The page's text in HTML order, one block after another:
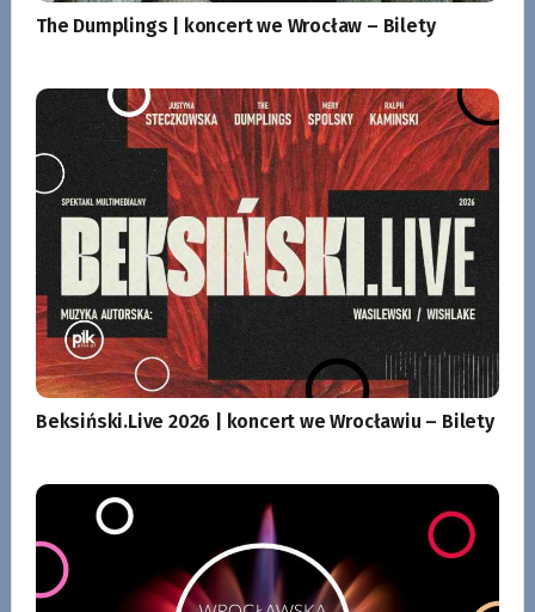
The Dumplings | koncert we Wrocław – Bilety
Beksiński.Live 2026 | koncert we Wrocławiu – Bilety